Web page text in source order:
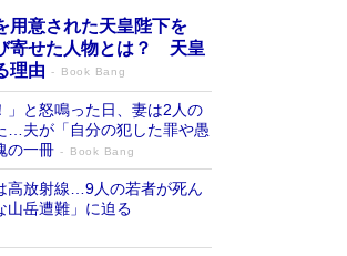
用意された天皇陛下を
寄せた人物とは？ 天皇
理由
Book Bang
」と怒鳴った日、妻は2人の
…夫が「自分の犯した罪や愚
の一冊
Book Bang
高放射線…9人の若者が死ん
山岳遭難」に迫る